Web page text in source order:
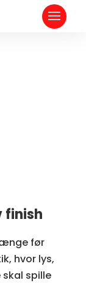
finish
før
hvor lys,
spille